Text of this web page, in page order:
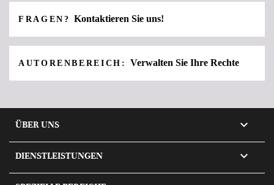
FRAGEN?Kontaktieren Sie uns!
AUTORENBEREICH: Verwalten Sie Ihre Rechte
ÜBER UNS 
DIENSTLEISTUNGEN 